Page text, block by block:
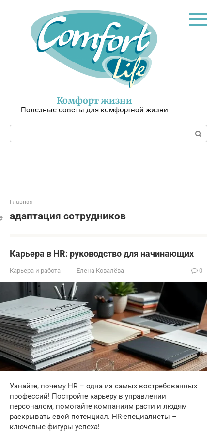
Комфорт жизни
Полезные советы для комфортной жизни
Поиск:
Главная
адаптация сотрудников
Карьера в HR: руководство для начинающих
Карьера и работа Елена Ковалёва 0
Узнайте, почему HR – одна из самых востребованных
профессий! Постройте карьеру в управлении
персоналом, помогайте компаниям расти и людям
раскрывать свой потенциал. HR-специалисты –
ключевые фигуры успеха!